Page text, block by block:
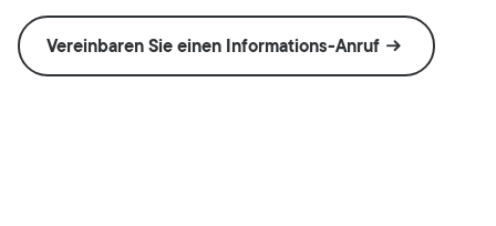
Vereinbaren Sie einen Informations-Anruf